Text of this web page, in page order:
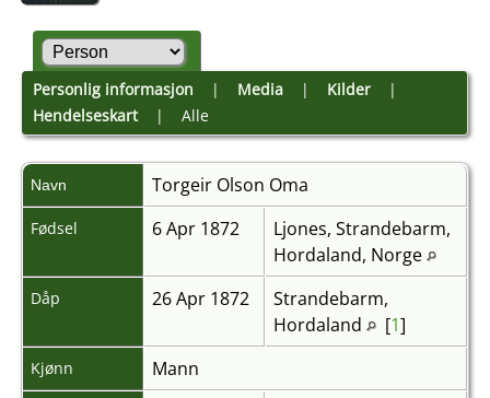
Personlig informasjon | Media| Kilder|
Hendelseskart| Alle
Navn Torgeir Olson Oma
Fødsel 6 Apr 1872
Ljones, Strandebarm,
Hordaland, Norge
Dåp 26 Apr 1872
Strandebarm,
Hordaland
[1]
Kjønn Mann